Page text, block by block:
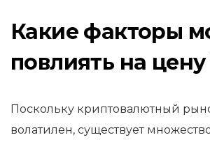
Какие факторы
повлиять на цену
Поскольку криптовалютный
волатилен, существует